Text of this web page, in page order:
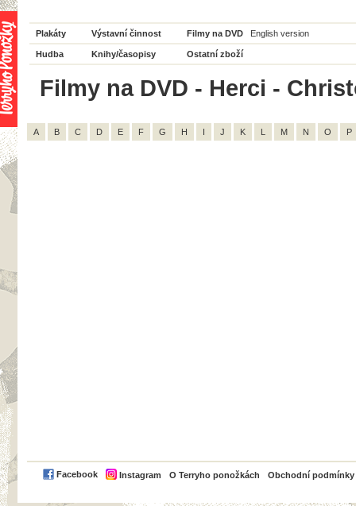
Plakáty Výstavní činnost Filmy na DVD English version
Hudba Knihy/časopisy Ostatní zboží
Filmy na DVD - Herci -
A B C D E F G H I J K L M N O P
Facebook Instagram O Terryho ponožkách Obchodní podmínky
PayPal